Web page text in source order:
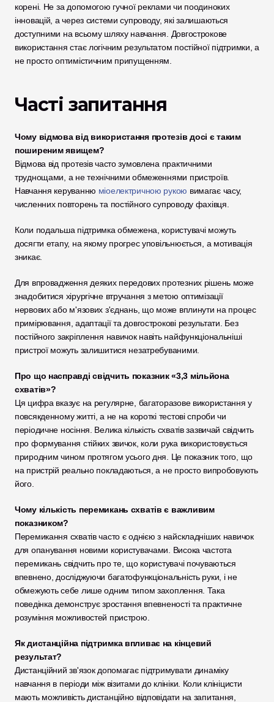
корені. Не за допомогою гучної реклами чи поодиноких
інновацій, а через системи супроводу, які залишаються
доступними на всьому шляху навчання. Довгострокове
використання стає логічним результатом постійної підтримки, а
не просто оптимістичним припущенням.
Часті запитання
Чому відмова від використання протезів досі є таким
поширеним явищем?
Відмова від протезів часто зумовлена практичними
труднощами, а не технічними обмеженнями пристроїв.
Навчання керуванню міоелектричною рукою вимагає часу,
численних повторень та постійного супроводу фахівця.
Коли подальша підтримка обмежена, користувачі можуть
досягти етапу, на якому прогрес уповільнюється, а мотивація
зникає.
Для впровадження деяких передових протезних рішень може
знадобитися хірургічне втручання з метою оптимізації
нервових або м'язових з'єднань, що може вплинути на процес
примірювання, адаптації та довгострокові результати. Без
постійного закріплення навичок навіть найфункціональніші
пристрої можуть залишитися незатребуваними.
Про що насправді свідчить показник «3,3 мільйона
схватів»?
Ця цифра вказує на регулярне, багаторазове використання у
повсякденному житті, а не на короткі тестові спроби чи
періодичне носіння. Велика кількість схватів зазвичай свідчить
про формування стійких звичок, коли рука використовується
природним чином протягом усього дня. Це показник того, що
на пристрій реально покладаються, а не просто випробовують
його.
Чому кількість перемикань схватів є важливим
показником?
Перемикання схватів часто є однією з найскладніших навичок
для опанування новими користувачами. Висока частота
перемикань свідчить про те, що користувачі почуваються
впевнено, досліджуючи багатофункціональність руки, і не
обмежують себе лише одним типом захоплення. Така
поведінка демонструє зростання впевненості та практичне
розуміння можливостей пристрою.
Як дистанційна підтримка впливає на кінцевий
результат?
Дистанційний зв'язок допомагає підтримувати динаміку
навчання в періоди між візитами до клініки. Коли клініцисти
мають можливість дистанційно відповідати на запитання,